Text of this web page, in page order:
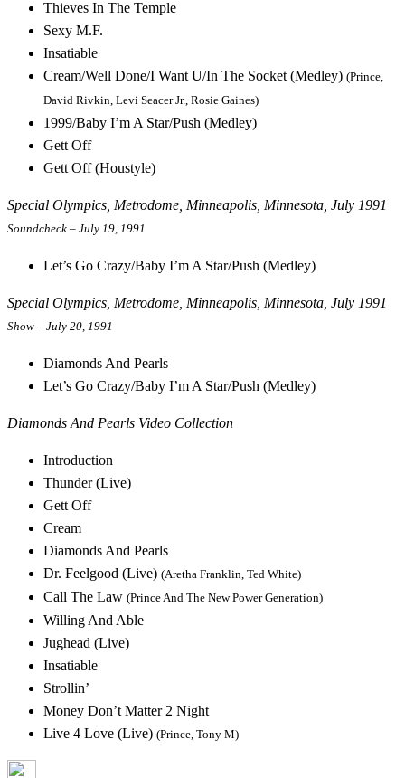
Thieves In The Temple
Sexy M.F.
Insatiable
Cream/Well Done/I Want U/In The Socket (Medley) (Prince,
David Rivkin, Levi Seacer Jr., Rosie Gaines)
1999/Baby I’m A Star/Push (Medley)
Gett Off
Gett Off (Houstyle)
Special Olympics, Metrodome, Minneapolis, Minnesota, July 1991
Soundcheck – July 19, 1991
Let’s Go Crazy/Baby I’m A Star/Push (Medley)
Special Olympics, Metrodome, Minneapolis, Minnesota, July 1991
Show – July 20, 1991
Diamonds And Pearls
Let’s Go Crazy/Baby I’m A Star/Push (Medley)
Diamonds And Pearls Video Collection
Introduction
Thunder (Live)
Gett Off
Cream
Diamonds And Pearls
Dr. Feelgood (Live) (Aretha Franklin, Ted White)
Call The Law (Prince And The New Power Generation)
Willing And Able
Jughead (Live)
Insatiable
Strollin’
Money Don’t Matter 2 Night
Live 4 Love (Live) (Prince, Tony M)